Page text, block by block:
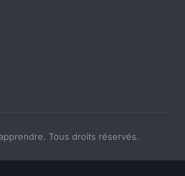
Tous droits réservés.